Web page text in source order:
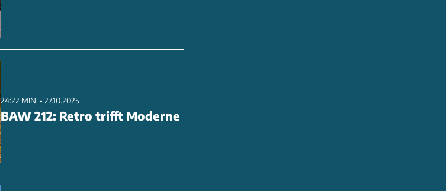
24:22 MIN. • 27.10.2025
BAW 212: Retro trifft Moderne